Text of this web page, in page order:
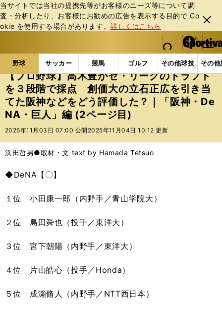
当サイトでは当社の提携先等がお客様のニーズ等について調
査・分析したり、お客様にお勧めの広告を表⽰する⽬的で Co
okie を使⽤する場合があります。詳しくはこちら
閉じ
る
web Sportiva (webスポルティーバ)
検索
マイペ
ー
ジ
メニュ
野球 サッカー 競馬 ゴルフ その他球技 その
b
ス
ポ
ル
テ
ィ
ー
バ
野球の記事一覧 プロ野球 【プロ野球】高木豊がセ
【プロ野球】高木豊がセ・リーグのドラフト
を３段階で採点 創価大の立石正広を引き当
てた阪神などをどう評価した？｜「阪神・De
NA・巨人」編 (2ページ目)
2025年11月03日 07:00 公開 2025年11月04日 10:12 更新
浜田哲男●取材・文 text by Hamada Tetsuo
◆DeNA【〇】
１位 小田康一郎（内野手／青山学院大）
２位 島田舜也（投手／東洋大）
３位 宮下朝陽（内野手／東洋大）
４位 片山皓心（投手／Honda）
５位 成瀬脩人（内野手／NTT西日本）